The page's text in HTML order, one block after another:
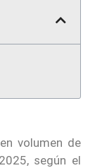
volumen de
según el